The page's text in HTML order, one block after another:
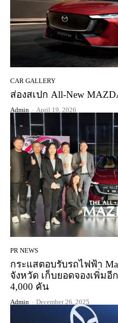
CAR GALLERY
ส่องสเปก All-New
Admin - April 19, 2026
PR NEWS
กระแสตอบรับรถไฟฟ้า
จังหวัด เก็บยอดจองเพิ่มอี
4,000 คัน
Admin - December 26, 2025